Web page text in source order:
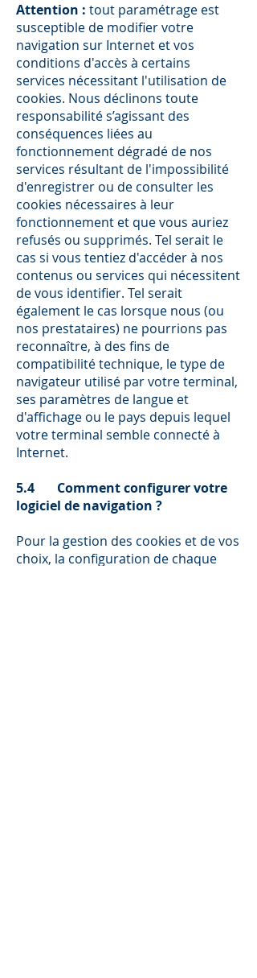
Attention : tout paramétrage est
susceptible de modifier votre
navigation sur Internet et vos
conditions d'accès à certains
services nécessitant l'utilisation de
cookies. Nous déclinons toute
responsabilité s’agissant des
conséquences liées au
fonctionnement dégradé de nos
services résultant de l'impossibilité
d'enregistrer ou de consulter les
cookies nécessaires à leur
fonctionnement et que vous auriez
refusés ou supprimés. Tel serait le
cas si vous tentiez d'accéder à nos
contenus ou services qui nécessitent
de vous identifier. Tel serait
également le cas lorsque nous (ou
nos prestataires) ne pourrions pas
reconnaître, à des fins de
compatibilité technique, le type de
navigateur utilisé par votre terminal,
ses paramètres de langue et
d'affichage ou le pays depuis lequel
votre terminal semble connecté à
Internet.
5.4 Comment configurer votre
logiciel de navigation ?
Pour la gestion des cookies et de vos
choix, la configuration de chaque